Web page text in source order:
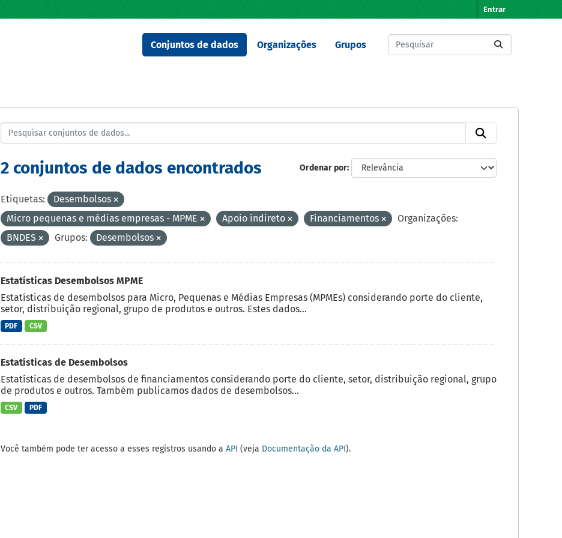
Entrar
Conjuntos de dados Organizações Grupos
Ordenar por
2 conjuntos de dados encontrados
Etiquetas:
Desembolsos
Micro pequenas e médias empresas - MPME
Apoio indireto Financiamentos
Organizações:
BNDES
Grupos: Desembolsos
Estatísticas Desembolsos MPME
Estatísticas de desembolsos para Micro, Pequenas e Médias Empresas (MPMEs) considerando porte do cliente,
setor, distribuição regional, grupo de produtos e outros. Estes dados...
PDF CSV
Estatísticas de Desembolsos
Estatísticas de desembolsos de financiamentos considerando porte do cliente, setor, distribuição regional, grupo
de produtos e outros. Também publicamos dados de desembolsos...
CSV PDF
Você também pode ter acesso a esses registros usando a API (veja Documentação da API).